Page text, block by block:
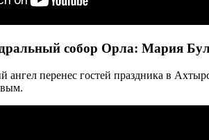
собор Орла: Мария
ангел перенес гостей праздника в